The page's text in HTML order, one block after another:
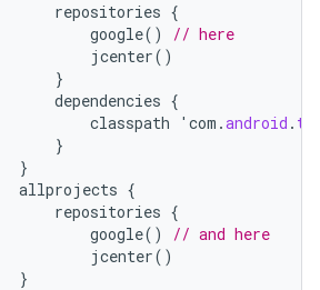
repositories {
google()
// here
jcenter()
}
dependencies {
classpath
' com .android .
}
}
allprojects {
repositories {
google()
// and here
jcenter()
}